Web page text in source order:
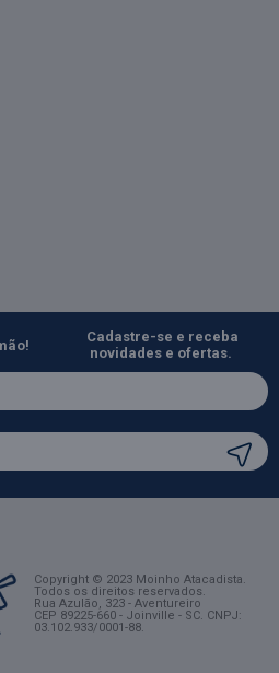
Cadastre-se e receba
novidades e ofertas.
Copyright © 2023 Moinho Atacadista.
Todos os direitos reservados.
Rua Azulão, 323 - Aventureiro
CEP 89225-660 - Joinville - SC. CNPJ:
03.102.933/0001-88.